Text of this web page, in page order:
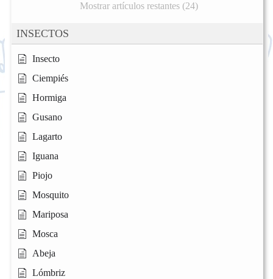
Mostrar artículos restantes (24)
INSECTOS
Insecto
Ciempiés
Hormiga
Gusano
Lagarto
Iguana
Piojo
Mosquito
Mariposa
Mosca
Abeja
Lómbriz